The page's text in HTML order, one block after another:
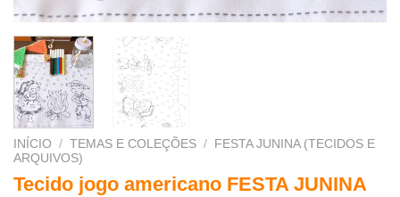
INÍCIO / TEMAS E COLEÇÕES / FESTA JUNINA (TECIDOS E
ARQUIVOS)
Tecido jogo americano FESTA JUNINA